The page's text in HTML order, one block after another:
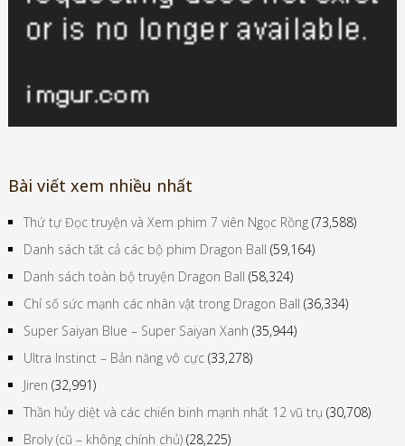
Bài viết xem nhiều nhất
Thứ tự Đọc truyện và Xem phim 7 viên Ngọc Rồng (73,588)
Danh sách tất cả các bộ phim Dragon Ball (59,164)
Danh sách toàn bộ truyện Dragon Ball (58,324)
Chỉ số sức mạnh các nhân vật trong Dragon Ball (36,334)
Super Saiyan Blue – Super Saiyan Xanh (35,944)
Ultra Instinct – Bản năng vô cực (33,278)
Jiren (32,991)
Thần hủy diệt và các chiến binh mạnh nhất 12 vũ trụ (30,708)
Broly (cũ – không chính chủ) (28,225)